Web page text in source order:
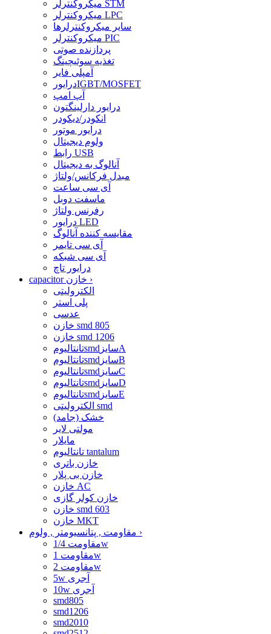
میکروکنترلر STM
میکروکنترلر LPC
سایر میکروکنترلرها
میکروکنترلر PIC
پردازنده صوتی
تغذیه سوئیچینگ
آمپلی فایر
درایورIGBT/MOSFET
آپ امپ
درایور دارلینگتون
انکودر/دیکودر
درایور موتور
ولوم دیجیتال
رابط USB
آنالوگ به دیجیتال
مبدل فرکانس/ولتاژ
آی سی ساعت
ماسفت دوبل
رفرنس ولتاژ
درایور LED
مقایسه کننده آنالوگ
آی سی تایمر
آی سی شبکه
درایور تاچ
›
الکترولیتی
پلی استر
عدسی
خازن smd 805
خازن smd 1206
تانتالیومsmdسایزA
تانتالیومsmdسایزB
تانتالیومsmdسایزC
تانتالیومsmdسایزD
تانتالیومsmdسایزE
الکترولیتی smd
خشک (جامد)
مولتی لایر
مایلار
تانتالیوم tantalum
خازن باتری
خازن بی پلار
خازن AC
خازن کولر گازی
خازن smd 603
خازن MKT
›
مقاومت 1/4w
مقاومت 1w
مقاومت 2w
5w آجری
10w آجری
smd805
smd1206
smd2010